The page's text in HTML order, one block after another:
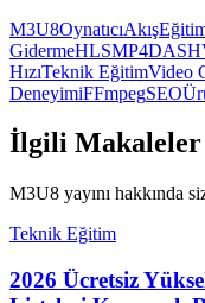
M3U8OynatıcıAkış
GidermeHLSMP4DASH
HızıTeknik EğitimVideo
DeneyimiFFmpegSEO
İlgili Makaleler
M3U8 yayını hakkında
Teknik Eğitim
2026 Ücretsiz